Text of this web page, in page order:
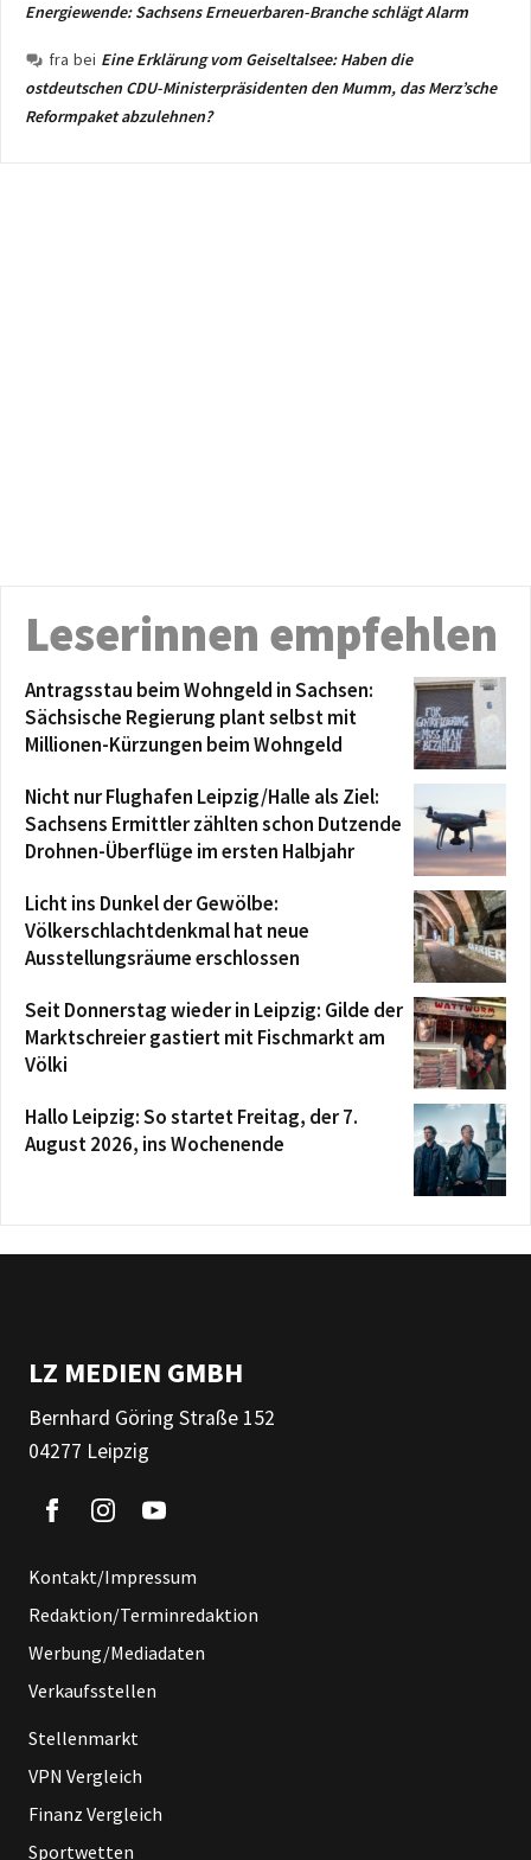
Energiewende: Sachsens Erneuerbaren-Branche schlägt Alarm
fra bei Eine Erklärung vom Geiseltalsee: Haben die
ostdeutschen CDU-Ministerpräsidenten den Mumm, das Merz’sche
Reformpaket abzulehnen?
Leserinnen empfehlen
Antragsstau beim Wohngeld in Sachsen:
Sächsische Regierung plant selbst mit
Millionen-Kürzungen beim Wohngeld
Nicht nur Flughafen Leipzig/Halle als Ziel:
Sachsens Ermittler zählten schon Dutzende
Drohnen-Überflüge im ersten Halbjahr
Licht ins Dunkel der Gewölbe:
Völkerschlachtdenkmal hat neue
Ausstellungsräume erschlossen
Seit Donnerstag wieder in Leipzig: Gilde der
Marktschreier gastiert mit Fischmarkt am
Völki
Hallo Leipzig: So startet Freitag, der 7.
August 2026, ins Wochenende
LZ MEDIEN GMBH
Bernhard Göring Straße 152
04277 Leipzig
Kontakt/Impressum
Redaktion/Terminredaktion
Werbung/Mediadaten
Verkaufsstellen
Stellenmarkt
VPN Vergleich
Finanz Vergleich
Sportwetten